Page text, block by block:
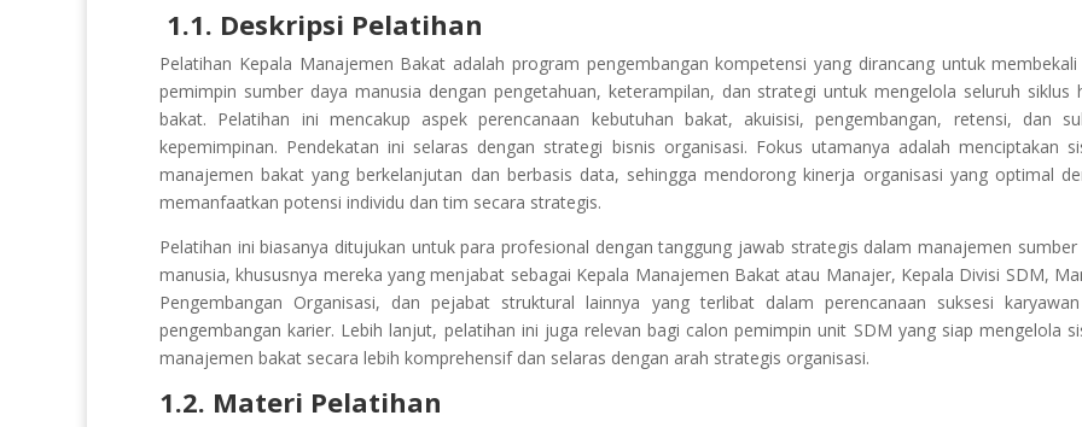
1.1. Deskripsi Pelatihan
Pelatihan Kepala Manajemen Bakat adalah program pengembangan kompetensi yang dirancang untuk
pemimpin sumber daya manusia dengan pengetahuan, keterampilan, dan strategi untuk mengelola seluruh siklus
bakat. Pelatihan ini mencakup aspek perencanaan kebutuhan bakat, akuisisi, pengembangan, retensi, dan
kepemimpinan. Pendekatan ini selaras dengan strategi bisnis organisasi. Fokus utamanya adalah menciptakan
manajemen bakat yang berkelanjutan dan berbasis data, sehingga mendorong kinerja organisasi yang optimal
memanfaatkan potensi individu dan tim secara strategis.
Pelatihan ini biasanya ditujukan untuk para profesional dengan tanggung jawab strategis dalam manajemen sumber
manusia, khususnya mereka yang menjabat sebagai Kepala Manajemen Bakat atau Manajer, Kepala Divisi SDM,
Pengembangan Organisasi, dan pejabat struktural lainnya yang terlibat dalam perencanaan suksesi
pengembangan karier. Lebih lanjut, pelatihan ini juga relevan bagi calon pemimpin unit SDM yang siap mengelola
manajemen bakat secara lebih komprehensif dan selaras dengan arah strategis organisasi.
1.2. Materi Pelatihan